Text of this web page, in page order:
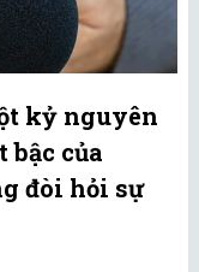
kỷ nguyên
của
đòi hỏi sự